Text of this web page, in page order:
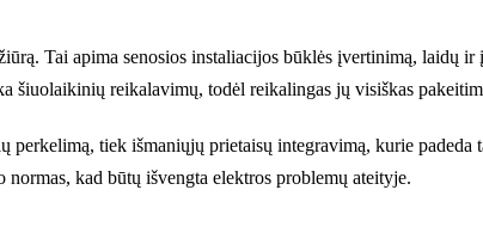
Tai apima senosios instaliacijos būklės įvertinimą, laidų
šiuolaikinių reikalavimų, todėl reikalingas jų visiškas
tiek išmaniųjų prietaisų integravimą, kurie padeda
kad būtų išvengta elektros problemų ateityje.